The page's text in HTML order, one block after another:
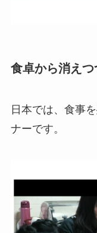
食卓から消え
日本では、食事
ナーです。